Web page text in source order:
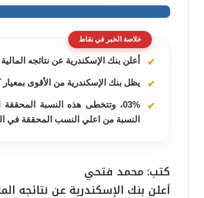
خلاصة الخبر في نقاط
أعلن بنك الإسكندرية عن نتائجه المالية للفترة المنتهية في 30
يظل بنك الإسكندرية من الأقوى
03%، وتتخطى هذه النسبة
النسبة من اعلي النسب المحققة
كتب: محمد فتحي